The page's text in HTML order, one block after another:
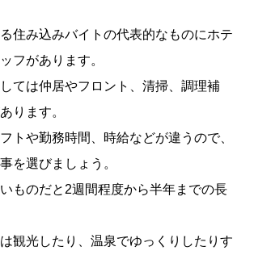
住み込みバイトの代表的なものにホテ
フがあります。
ては仲居やフロント、清掃、調理補
ります。
トや勤務時間、時給などが違うので、
を選びましょう。
ものだと2週間程度から半年までの長
観光したり、温泉でゆっくりしたりす